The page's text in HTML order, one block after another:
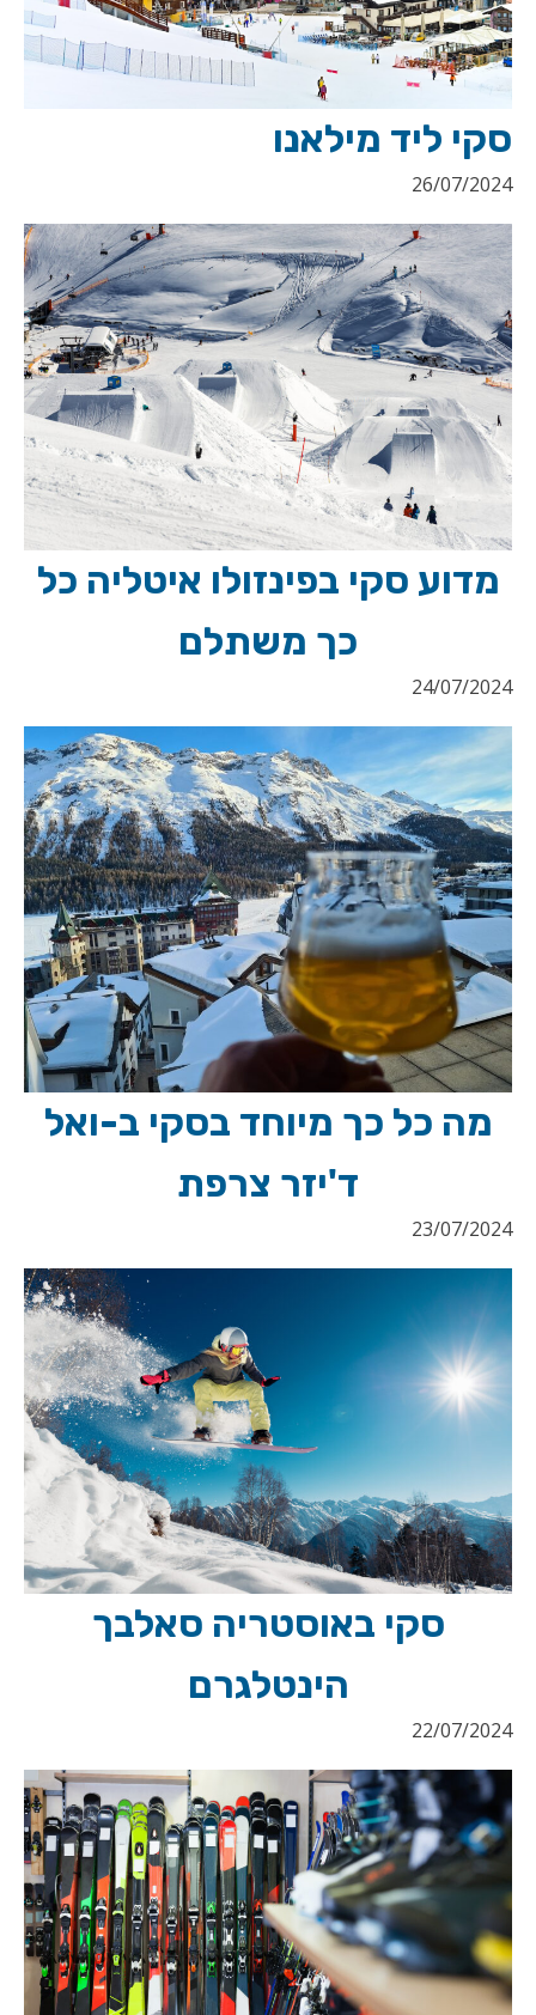
סקי ליד מילאנו
26/07/2024
מדוע סקי בפינזולו איטליה כל
כך משתלם
24/07/2024
מה כל כך מיוחד בסקי ב-ואל
ד'יזר צרפת
23/07/2024
סקי באוסטריה סאלבך
הינטלגרם
22/07/2024